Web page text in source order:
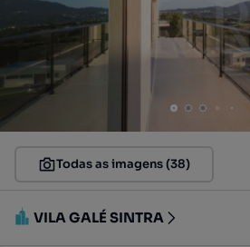
Todas as imagens (38)
VILA GALÉ SINTRA